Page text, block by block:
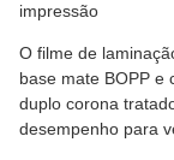
impressão
O filme de
base mate BOPP e
duplo corona
desempenho para